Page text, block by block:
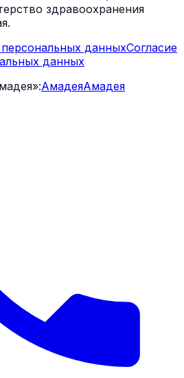
здравоохранения
данныхСогласие
данных
АмадеяАмадея